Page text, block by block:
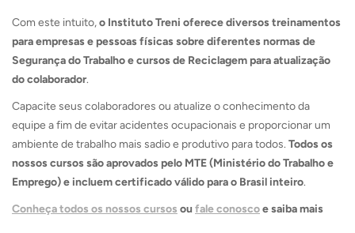
Com este intuito,o Instituto Treni oferece diversos treinamentos
para empresas e pessoas físicas sobre diferentes normas de
Segurança do Trabalho e cursos de Reciclagem para atualização
do colaborador.
Capacite seus colaboradores ou atualize o conhecimento da
equipe a fim de evitar acidentes ocupacionais e proporcionar um
ambiente de trabalho mais sadio e produtivo para todos. Todos os
nossos cursos são aprovados pelo MTE (Ministério do Trabalho e
Emprego) e incluem certificado válido para o Brasil inteiro.
Conheça todos os nossos cursos oufale conoscoe saiba mais